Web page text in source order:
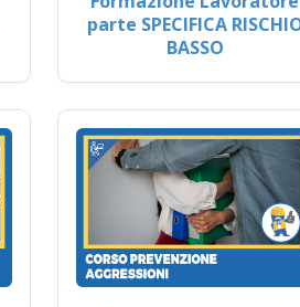
parte SPECIFICA
BASSO